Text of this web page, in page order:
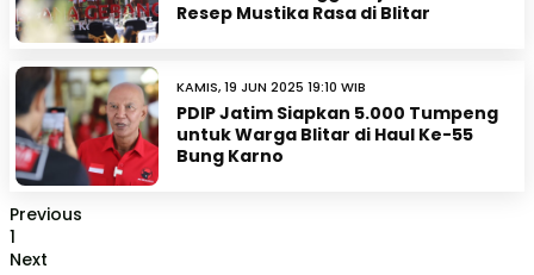
Resep Mustika Rasa di Blitar
KAMIS, 19 JUN 2025 19:10 WIB
PDIP Jatim Siapkan 5.000 Tumpeng
untuk Warga Blitar di Haul Ke-55
Bung Karno
Previous
1
Next